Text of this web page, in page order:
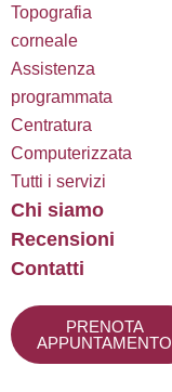
Topografia
corneale
Assistenza
programmata
Centratura
Computerizzata
Tutti i servizi
Chi siamo
Recensioni
Contatti
PRENOTA
APPUNTAMENTO